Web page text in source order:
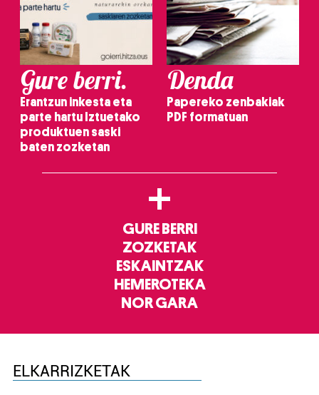
Gure berri.
Erantzun inkesta eta
parte hartu Iztuetako
produktuen saski
baten zozketan
Denda
Papereko zenbakiak
PDF formatuan
+
GURE BERRI
ZOZKETAK
ESKAINTZAK
HEMEROTEKA
NOR GARA
ELKARRIZKETAK